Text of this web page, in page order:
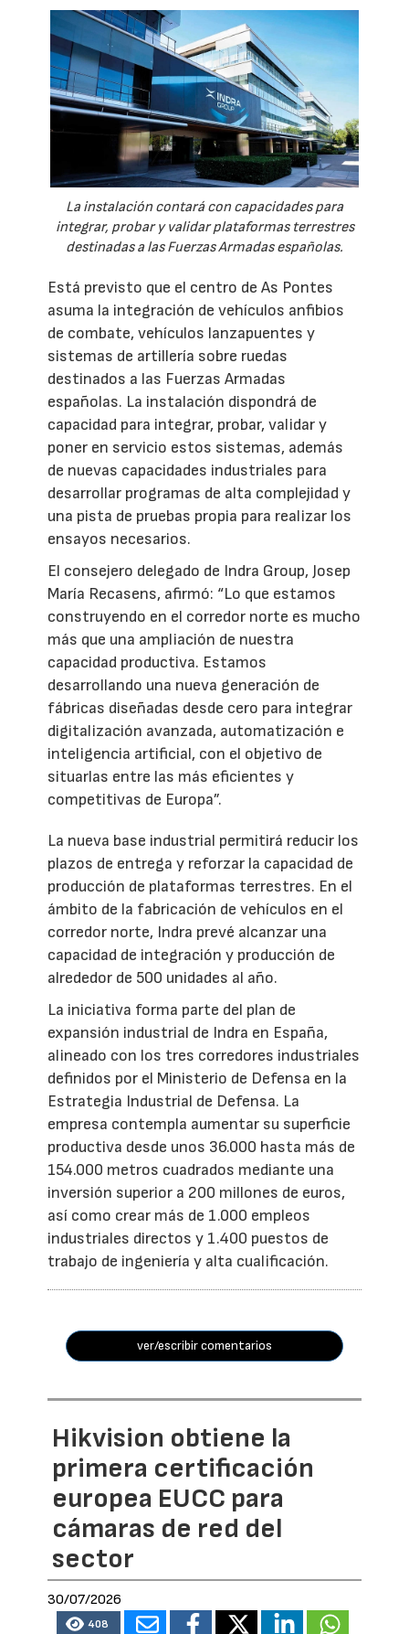
La instalación contará con capacidades para
integrar, probar y validar plataformas terrestres
destinadas a las Fuerzas Armadas españolas.
Está previsto que el centro de As Pontes
asuma la integración de vehículos anfibios
de combate, vehículos lanzapuentes y
sistemas de artillería sobre ruedas
destinados a las Fuerzas Armadas
españolas. La instalación dispondrá de
capacidad para integrar, probar, validar y
poner en servicio estos sistemas, además
de nuevas capacidades industriales para
desarrollar programas de alta complejidad y
una pista de pruebas propia para realizar los
ensayos necesarios.
El consejero delegado de Indra Group, Josep
María Recasens, afirmó: “Lo que estamos
construyendo en el corredor norte es mucho
más que una ampliación de nuestra
capacidad productiva. Estamos
desarrollando una nueva generación de
fábricas diseñadas desde cero para integrar
digitalización avanzada, automatización e
inteligencia artificial, con el objetivo de
situarlas entre las más eficientes y
competitivas de Europa”.
La nueva base industrial permitirá reducir los
plazos de entrega y reforzar la capacidad de
producción de plataformas terrestres. En el
ámbito de la fabricación de vehículos en el
corredor norte, Indra prevé alcanzar una
capacidad de integración y producción de
alrededor de 500 unidades al año.
La iniciativa forma parte del plan de
expansión industrial de Indra en España,
alineado con los tres corredores industriales
definidos por el Ministerio de Defensa en la
Estrategia Industrial de Defensa. La
empresa contempla aumentar su superficie
productiva desde unos 36.000 hasta más de
154.000 metros cuadrados mediante una
inversión superior a 200 millones de euros,
así como crear más de 1.000 empleos
industriales directos y 1.400 puestos de
trabajo de ingeniería y alta cualificación.
ver/escribir comentarios
Hikvision obtiene la
primera certificación
europea EUCC para
cámaras de red del
sector
30/07/2026
408